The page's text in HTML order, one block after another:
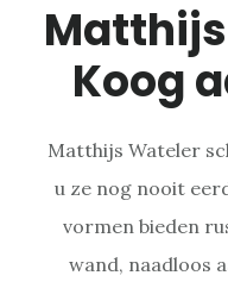
Koog
Matthijs Wateler
u ze nog nooit
vormen bieden
wand, naadloos